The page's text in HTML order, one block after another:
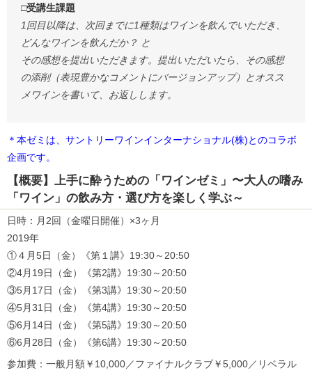
□受講生課題
1回目以降は、次回までに1種類はワインを飲んでいただき、
どんなワインを飲んだか？ と
その感想を提出いただきます。提出いただいたら、その感想
の添削（表現豊かなコメントにバージョンアップ）とオスス
メワインを書いて、お返しします。
＊本ゼミは、サントリーワインインターナショナル(株)とのコラボ
企画です。
【概要】上手に酔うための「ワインゼミ」〜大人の嗜み
「ワイン」の飲み方・選び方を楽しく学ぶ～
日時：月2回（金曜日開催）×3ヶ月
2019年
①４月5日（金）《第１講》19:30～20:50
②4月19日（金）《第2講》19:30～20:50
③5月17日（金）《第3講》19:30～20:50
④5月31日（金）《第4講》19:30～20:50
⑤6月14日（金）《第5講》19:30～20:50
⑥6月28日（金）《第6講》19:30～20:50
参加費：一般月額￥10,000／ファイナルクラブ￥5,000／リベラル